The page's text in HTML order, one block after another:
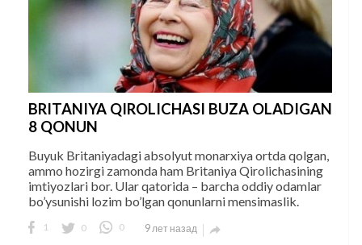
BRITANIYA QIROLICHASI BUZA OLADIGAN
8 QONUN
Buyuk Britaniyadagi absolyut monarxiya ortda qolgan,
ammo hozirgi zamonda ham Britaniya Qirolichasining
imtiyozlari bor. Ular qatorida – barcha oddiy odamlar
bo’ysunishi lozim bo’lgan qonunlarni mensimaslik.
1 0 0 9 лет назад 